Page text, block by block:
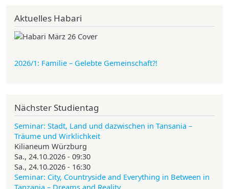
Aktuelles Habari
2026/1: Familie – Gelebte Gemeinschaft?!
Nächster Studientag
Seminar: Stadt, Land und dazwischen in Tansania –
Träume und Wirklichkeit
Kilianeum Würzburg
Sa., 24.10.2026 - 09:30
Sa., 24.10.2026 - 16:30
Seminar: City, Countryside and Everything in Between in
Tanzania – Dreams and Reality